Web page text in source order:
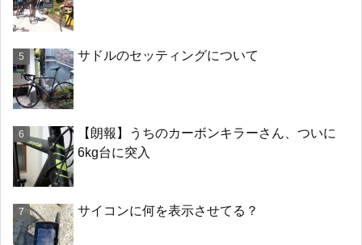
サドルのセッティングについて
【朗報】うちのカーボンキラーさん、ついに
6kg台に突入
サイコンに何を表示させてる？